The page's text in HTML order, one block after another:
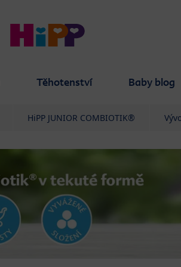
Těhotenství Baby blog
HiPP JUNIOR COMBIOTIK®